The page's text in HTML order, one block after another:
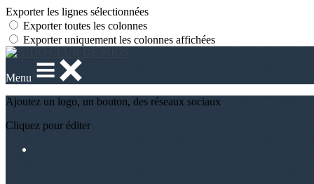
Exporter les lignes sélectionnées
Exporter toutes les colonnes
Exporter uniquement les colonnes affichées
Menu
Ajoutez un logo, un bouton, des réseaux sociaux
Cliquez pour éditer